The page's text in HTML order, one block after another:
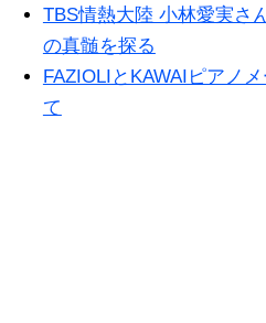
TBS情熱大陸 小林愛実さ
の真髄を探る
FAZIOLIとKAWAIピアノ
て